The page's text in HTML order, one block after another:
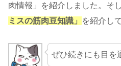
肉情報」を紹介しました。そ
ミスの筋肉豆知識」
を紹介し
ぜひ続きにも目を